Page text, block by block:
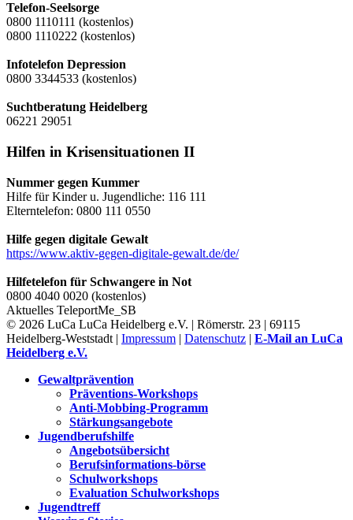
Telefon-Seelsorge
0800 1110111 (kostenlos)
0800 1110222 (kostenlos)
Infotelefon Depression
0800 3344533 (kostenlos)
Suchtberatung Heidelberg
06221 29051
Hilfen in Krisensituationen II
Nummer gegen Kummer
Hilfe für Kinder u. Jugendliche: 116 111
Elterntelefon: 0800 111 0550
Hilfe gegen digitale Gewalt
https://www.aktiv-gegen-digitale-gewalt.de/de/
Hilfetelefon für Schwangere in Not
0800 4040 0020 (kostenlos)
Aktuelles TeleportMe_SB
© 2026 LuCa LuCa Heidelberg e.V. | Römerstr. 23 | 69115
Heidelberg-Weststadt | Impressum | Datenschutz | E-Mail an LuCa
Heidelberg e.V.
Gewaltprävention
Präventions-Workshops
Anti-Mobbing-Programm
Stärkungsangebote
Jugendberufshilfe
Angebotsübersicht
Berufsinformations-börse
Schulworkshops
Evaluation Schulworkshops
Jugendtreff